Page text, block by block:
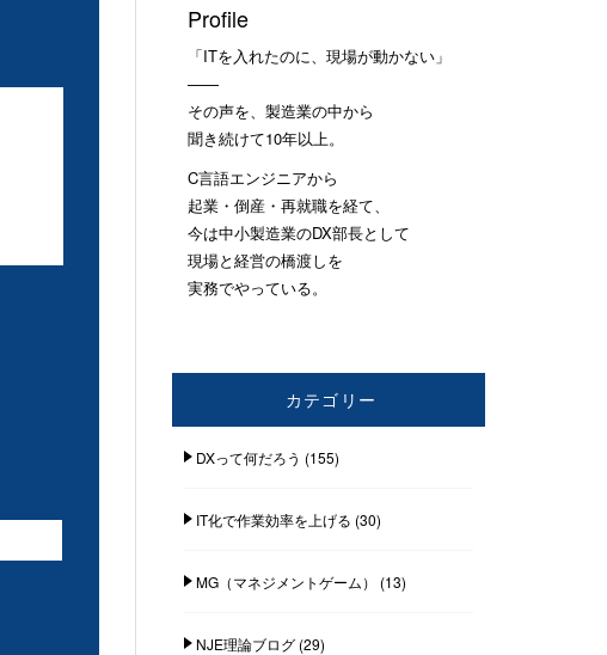
Profile
「ITを入れたのに、現場が動かない」
——
その声を、製造業の中から
聞き続けて10年以上。
C言語エンジニアから
起業・倒産・再就職を経て、
今は中小製造業のDX部長として
現場と経営の橋渡しを
実務でやっている。
カテゴリー
DXって何だろう (155)
IT化で作業効率を上げる (30)
MG（マネジメントゲーム） (13)
NJE理論ブログ(29)